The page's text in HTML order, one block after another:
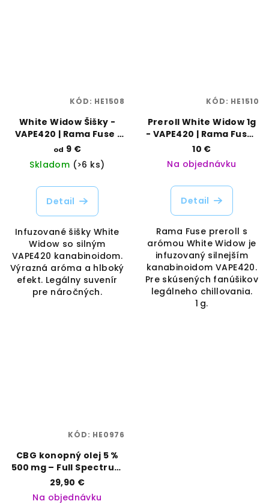
White Widow Šišky -
VAPE420 | Rama Fuse |
Vaporama
od 9 €
Skladom (>6 ks)
Detail
Infuzované šišky White
Widow so silným
VAPE420 kanabinoidom.
Výrazná aróma a hlboký
efekt. Legálny suvenír
pre náročných.
KÓD: HE1508
Preroll White Widow 1g
- VAPE420 | Rama Fuse |
Vaporama
10 €
Na objednávku
Detail
Rama Fuse preroll s
arómou White Widow je
infuzovaný silnejším
kanabinoidom VAPE420.
Pre skúsených fanúšikov
legálneho chillovania.
1 g.
KÓD: HE1510
CBG konopný olej 5 %
500 mg – Full Spectrum
| Hemp Point |
Vaporama
29,90 €
Na objednávku
KÓD: HE0976